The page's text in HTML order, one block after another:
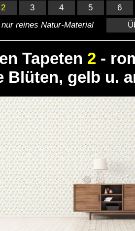
2 3 4 5
6
reines Natur-Material
Tapeten 2 -
Blüten, gelb u.